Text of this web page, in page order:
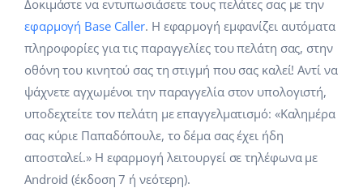
Διαχείριση αποστολών
Αυτοματοποίηση εγασιών
Base Connect
ΑΙ για e-commerce
Κλάδοι
Σπίτι & Κήπος
Παιδικά προϊόντα
Ηλεκτρονικά είδη
Ανταλλακτικά αυτοκινήτων
Βοήθεια
Base Academy
Base Blog
Υπηρεσίες
Υλοποιήσεις συστήματος
english (GB)
english (IN)
čeština
deutsch
Δοκιμάστε να εντυπωσιάσετε τους πελάτες σας με την
εφαρμογή Base Caller. Η εφαρμογή εμφανίζει αυτόματα
πληροφορίες για τις παραγγελίες του πελάτη σας, στην
οθόνη του κινητού σας τη στιγμή που σας καλεί! Αντί να
ψάχνετε αγχωμένοι την παραγγελία στον υπολογιστή,
υποδεχτείτε τον πελάτη με επαγγελματισμό: «Καλημέρα
σας κύριε Παπαδόπουλε, το δέμα σας έχει ήδη
αποσταλεί.» Η εφαρμογή λειτουργεί σε τηλέφωνα με
Android (έκδοση 7 ή νεότερη).